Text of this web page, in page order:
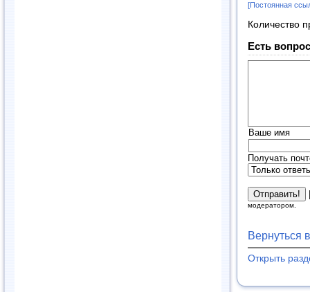
[Постоянная
Количество
Есть
Ваше имя
Получать
модератором.
Вернуться
Открыть